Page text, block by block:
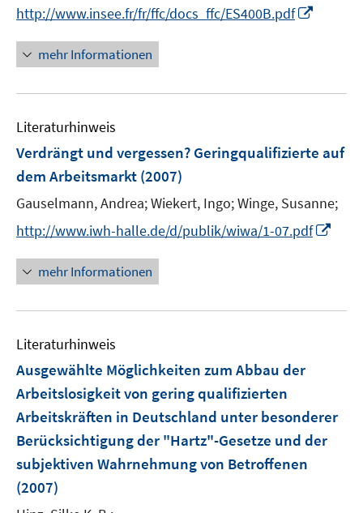
r
ö
http://www.insee.fr/fr/ffc/docs_ffc/ES400B.pdf
u
F
s
t
mehr Informationen
Literaturhinweis
Verdrängt und vergessen? Geringqualifizierte auf
dem Arbeitsmarkt (2007)
Gauselmann, Andrea;Wiekert, Ingo;Winge, Susanne;
http://www.iwh-halle.de/d/publik/wiwa/1-07.pdf
u
s
mehr Informationen
Literaturhinweis
Ausgewählte Möglichkeiten zum Abbau der
Arbeitslosigkeit von gering qualifizierten
Arbeitskräften in Deutschland unter besonderer
Berücksichtigung der "Hartz"-Gesetze und der
subjektiven Wahrnehmung von Betroffenen
(2007)